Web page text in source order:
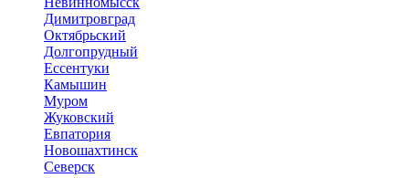
Димитровград
Октябрьский
Долгопрудный
Ессентуки
Камышин
Муром
Жуковский
Евпатория
Новошахтинск
Северск